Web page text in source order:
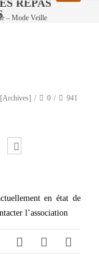
REPAS
– Mode Veille
[Archives] 0 941
en état de
l’association